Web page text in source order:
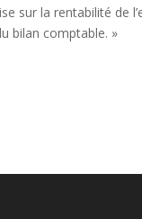
sur la rentabilité de
bilan comptable. »